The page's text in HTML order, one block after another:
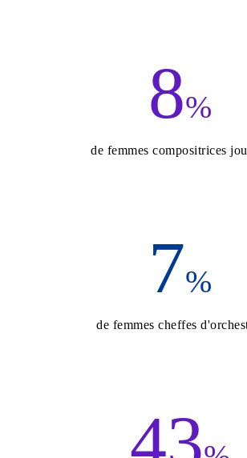
8%
de femmes compositrices
7%
de femmes cheffes